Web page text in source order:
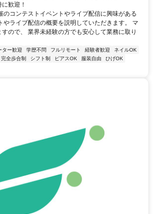
歓迎！
のコンテストイベントやライブ配信に興味がある
やライブ配信の概要を説明していただきます。 マ
ので、 業界未経験の方でも安心して業務に取り
ター歓迎 学歴不問 フルリモート 経験者歓迎
ネイルOK
完全歩合制 シフト制 ピアスOK 服装自由
ひげOK